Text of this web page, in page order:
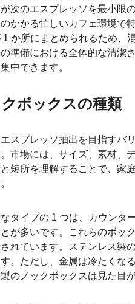
が次のエスプレッソを最小限
かかる忙しいカフェ環境で
1 か所にまとめられるため、
準備における全体的な清潔
中できます。
クボックスの種類
スプレッソ抽出を目指すバ
市場には、サイズ、素材、
短所を理解することで、家
タイプの 1 つは、カウンタ
が多いです。これらのボッ
れています。ステンレス製
。ただし、金属は冷たくな
のノックボックスは見た目